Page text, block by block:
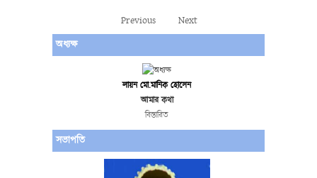
Previous
Next
অধ্যক্ষ
লায়ন মো.মানিক হোসেন
আমার কথা
বিস্তারিত
সভাপতি